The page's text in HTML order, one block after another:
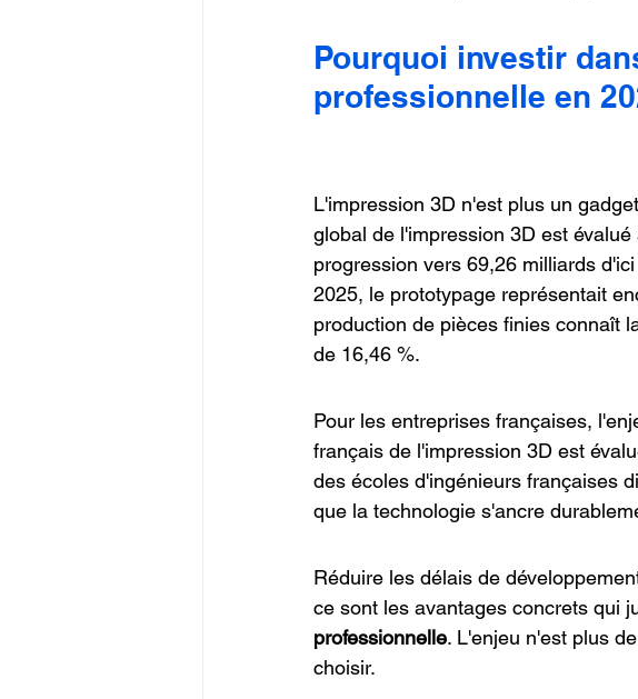
Pourquoi investir
professionnelle en
L'impression 3D n'est plus un
global de l'impression 3D est
progression vers 69,26 milliards
2025, le prototypage représentait
production de pièces finies connaît
de 16,46 %.
Pour les entreprises françaises,
français de l'impression 3D est
des écoles d'ingénieurs françaises
que la technologie s'ancre
Réduire les délais de
ce sont les avantages concrets qui
professionnelle. L'enjeu n'est plus
choisir.